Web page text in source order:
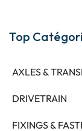
Top
AXLES &
DRIVETRAIN
FIXINGS &